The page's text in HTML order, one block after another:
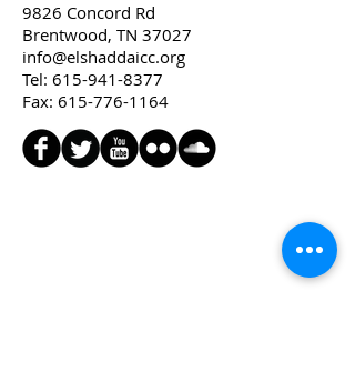
9826 Concord Rd
Brentwood, TN 37027
info@elshaddaicc.org
Tel: 615-941-8377
Fax: 615-776-1164